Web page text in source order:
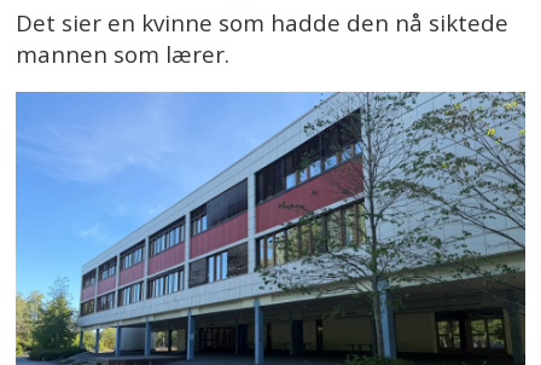
Det sier en kvinne som hadde den nå siktede
mannen som lærer.